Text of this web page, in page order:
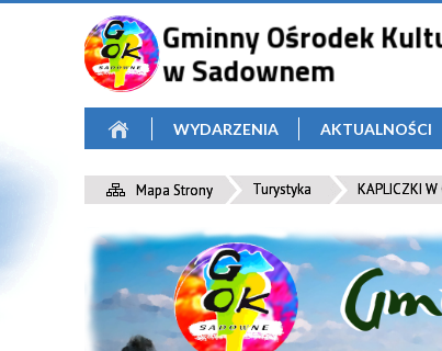
WYDARZENIA AKTUALNOŚCI
Mapa Strony Turystyka KAPLICZKI W